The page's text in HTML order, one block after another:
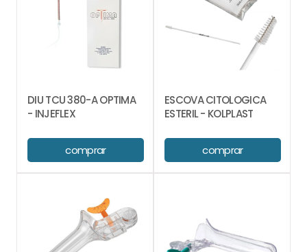
DIU TCU 380-A OPTIMA
- INJEFLEX
comprar
ESCOVA CITOLOGICA
ESTERIL - KOLPLAST
comprar